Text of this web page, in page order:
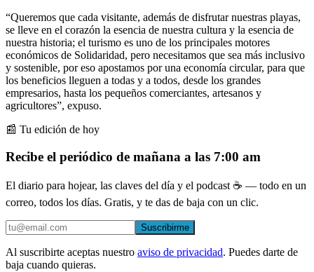
“Queremos que cada visitante, además de disfrutar nuestras playas,
se lleve en el corazón la esencia de nuestra cultura y la esencia de
nuestra historia; el turismo es uno de los principales motores
económicos de Solidaridad, pero necesitamos que sea más inclusivo
y sostenible, por eso apostamos por una economía circular, para que
los beneficios lleguen a todas y a todos, desde los grandes
empresarios, hasta los pequeños comerciantes, artesanos y
agricultores”, expuso.
📰 Tu edición de hoy
Recibe el periódico de mañana a las 7:00 am
El diario para hojear, las claves del día y el podcast ☕ — todo en un
correo, todos los días. Gratis, y te das de baja con un clic.
Suscribirme
Al suscribirte aceptas nuestro aviso de privacidad. Puedes darte de
baja cuando quieras.